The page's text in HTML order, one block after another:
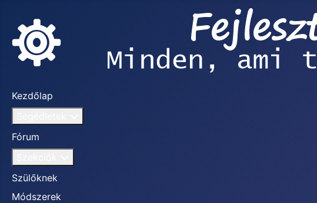
Kezdőlap
Fórum
Szülőknek
Módszerek